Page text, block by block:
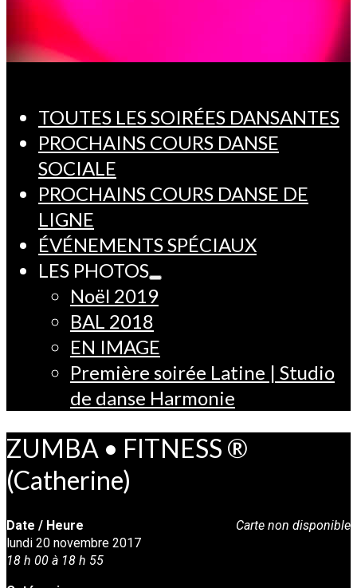
TOUTES LES SOIRÉES DANSANTES
PROCHAINS COURS DANSE
SOCIALE
PROCHAINS COURS DANSE DE
LIGNE
ÉVÉNEMENTS SPÉCIAUX
LES PHOTOS
Noël 2019
BAL 2018
EN IMAGE
Première soirée Latine | Studio
de danse Harmonie
ZUMBA • FITNESS ®
(Catherine)
Carte non disponible
Date / Heure
lundi 20 novembre 2017
18 h 00 à 18 h 55